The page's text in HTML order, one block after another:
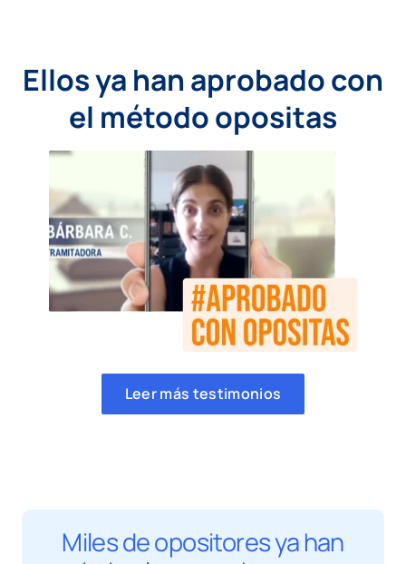
Ellos ya han aprobado con
el método opositas
Leer más testimonios
Miles de opositores ya han